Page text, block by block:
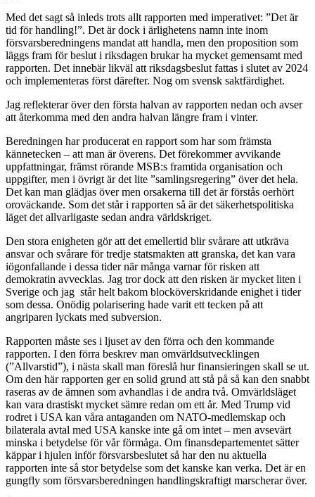
Med det sagt så inleds trots allt rapporten med imperativet: ”Det är
tid för handling!”. Det är dock i ärlighetens namn inte inom
försvarsberedningens mandat att handla, men den proposition som
läggs fram för beslut i riksdagen brukar ha mycket gemensamt med
rapporten. Det innebär likväl att riksdagsbeslut fattas i slutet av 2024
och implementeras först därefter. Nog om svensk saktfärdighet.
Jag reflekterar över den första halvan av rapporten nedan och avser
att återkomma med den andra halvan längre fram i vinter.
Beredningen har producerat en rapport som har som främsta
kännetecken – att man är överens. Det förekommer avvikande
uppfattningar, främst rörande MSB:s framtida organisation och
uppgifter, men i övrigt är det lite ”samlingsregering” över det hela.
Det kan man glädjas över men orsakerna till det är förstås oerhört
oroväckande. Som det står i rapporten så är det säkerhetspolitiska
läget det allvarligaste sedan andra världskriget.
Den stora enigheten gör att det emellertid blir svårare att utkräva
ansvar och svårare för tredje statsmakten att granska, det kan vara
iögonfallande i dessa tider när många varnar för risken att
demokratin avvecklas. Jag tror dock att den risken är mycket liten i
Sverige och jag står helt bakom blocköverskridande enighet i tider
som dessa. Onödig polarisering hade varit ett tecken på att
angriparen lyckats med subversion.
Rapporten måste ses i ljuset av den förra och den kommande
rapporten. I den förra beskrev man omvärldsutvecklingen
(”Allvarstid”), i nästa skall man föreslå hur finansieringen skall se ut.
Om den här rapporten ger en solid grund att stå på så kan den snabbt
raseras av de ämnen som avhandlas i de andra två. Omvärldsläget
kan vara drastiskt mycket sämre redan om ett år. Med Trump vid
rodret i USA kan våra antaganden om NATO-medlemskap och
bilaterala avtal med USA kanske inte gå om intet – men avsevärt
minska i betydelse för vår förmåga. Om finansdepartementet sätter
käppar i hjulen inför försvarsbeslutet så har den nu aktuella
rapporten inte så stor betydelse som det kanske kan verka. Det är en
gungfly som försvarsberedningen handlingskraftigt marscherar över.